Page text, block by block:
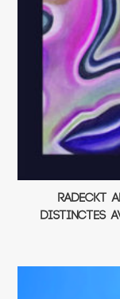
Radeckt
distinctes